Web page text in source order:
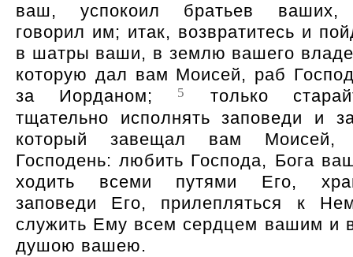
ваш, успокоил братьев ваших,
говорил им; итак, возвратитесь и
в шатры ваши, в землю вашего
которую дал вам Моисей, раб
за Иорданом;
5
только
тщательно исполнять заповеди и
который завещал вам Моисей,
Господень: любить Господа, Бога
ходить всеми путями Его,
заповеди Его, прилепляться к
служить Ему всем сердцем вашим и
душою вашею.